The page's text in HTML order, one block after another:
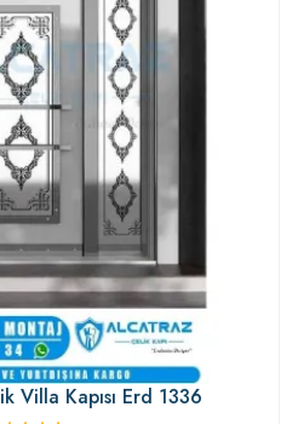
Villa Kapısı Erd 1336